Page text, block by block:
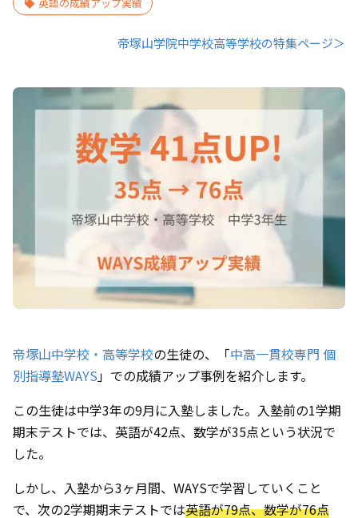
帝塚山学院中学校高等学校の特集ページ＞
帝塚山中学校・高等学校の生徒の、「中高一貫校専門 個
別指導塾WAYS」での成績アップ事例を紹介します。
この生徒は中学3年の9月に入塾しました。入塾前の1学期
期末テストでは、英語が42点、数学が35点という状況で
した。
しかし、入塾から3ヶ月間、WAYSで学習していくこと
で、次の2学期期末テストでは英語が79点、数学が76点